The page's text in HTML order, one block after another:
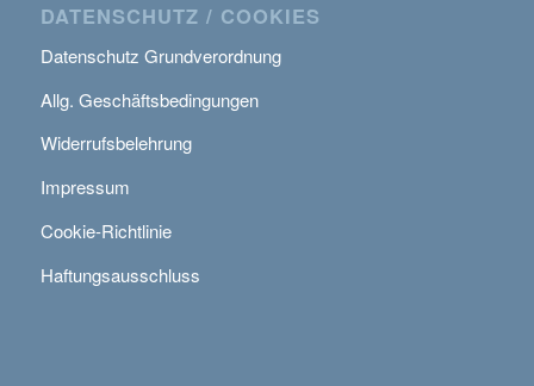
DATENSCHUTZ / COOKIES
Datenschutz Grundverordnung
Allg. Geschäftsbedingungen
Widerrufsbelehrung
Impressum
Cookie-Richtlinie
Haftungsausschluss